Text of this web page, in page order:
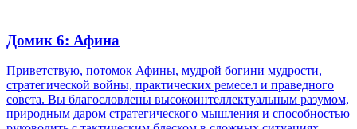
Домик 6: Афина
Приветствую, потомок Афины, мудрой богини мудрости,
стратегической войны, практических ремесел и праведного
совета. Вы благословлены высокоинтеллектуальным разумом,
природным даром стратегического мышления и способностью